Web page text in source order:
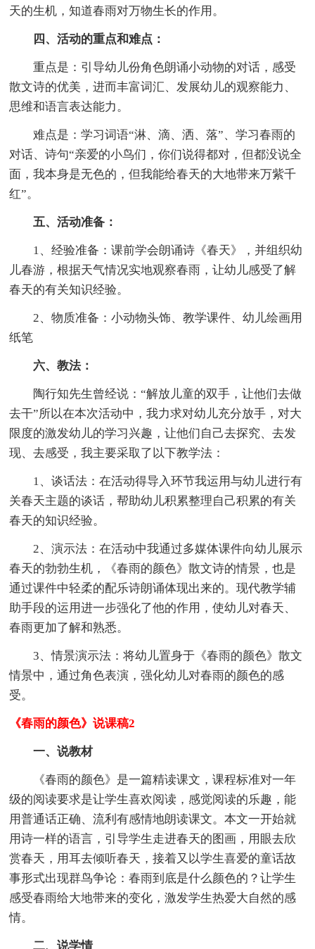
天的生机，知道春雨对万物生长的作用。
四、活动的重点和难点：
重点是：引导幼儿份角色朗诵小动物的对话，感受
散文诗的优美，进而丰富词汇、发展幼儿的观察能力、
思维和语言表达能力。
难点是：学习词语“淋、滴、洒、落”、学习春雨的
对话、诗句“亲爱的小鸟们，你们说得都对，但都没说全
面，我本身是无色的，但我能给春天的大地带来万紫千
红”。
五、活动准备：
1、经验准备：课前学会朗诵诗《春天》，并组织幼
儿春游，根据天气情况实地观察春雨，让幼儿感受了解
春天的有关知识经验。
2、物质准备：小动物头饰、教学课件、幼儿绘画用
纸笔
六、教法：
陶行知先生曾经说：“解放儿童的双手，让他们去做
去干”所以在本次活动中，我力求对幼儿充分放手，对大
限度的激发幼儿的学习兴趣，让他们自己去探究、去发
现、去感受，我主要采取了以下教学法：
1、谈话法：在活动得导入环节我运用与幼儿进行有
关春天主题的谈话，帮助幼儿积累整理自己积累的有关
春天的知识经验。
2、演示法：在活动中我通过多媒体课件向幼儿展示
春天的勃勃生机，《春雨的颜色》散文诗的情景，也是
通过课件中轻柔的配乐诗朗诵体现出来的。现代教学辅
助手段的运用进一步强化了他的作用，使幼儿对春天、
春雨更加了解和熟悉。
3、情景演示法：将幼儿置身于《春雨的颜色》散文
情景中，通过角色表演，强化幼儿对春雨的颜色的感
受。
《春雨的颜色》说课稿2
一、说教材
《春雨的颜色》是一篇精读课文，课程标准对一年
级的阅读要求是让学生喜欢阅读，感觉阅读的乐趣，能
用普通话正确、流利有感情地朗读课文。本文一开始就
用诗一样的语言，引导学生走进春天的图画，用眼去欣
赏春天，用耳去倾听春天，接着又以学生喜爱的童话故
事形式出现群鸟争论：春雨到底是什么颜色的？让学生
感受春雨给大地带来的变化，激发学生热爱大自然的感
情。
二、说学情